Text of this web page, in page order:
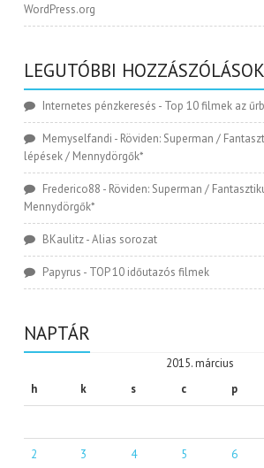
WordPress.org
LEGUTÓBBI HOZZÁSZÓLÁSOK
Internetes pénzkeresés - Top 10 filmek az
Memyselfandi - Röviden: Superman /
lépések / Mennydörgők*
Frederico88 - Röviden: Superman /
Mennydörgők*
BKaulitz-Alias sorozat
Papyrus - TOP 10 időutazós filmek
NAPTÁR
2015. március
h
k s c p
2 3 4 5 6